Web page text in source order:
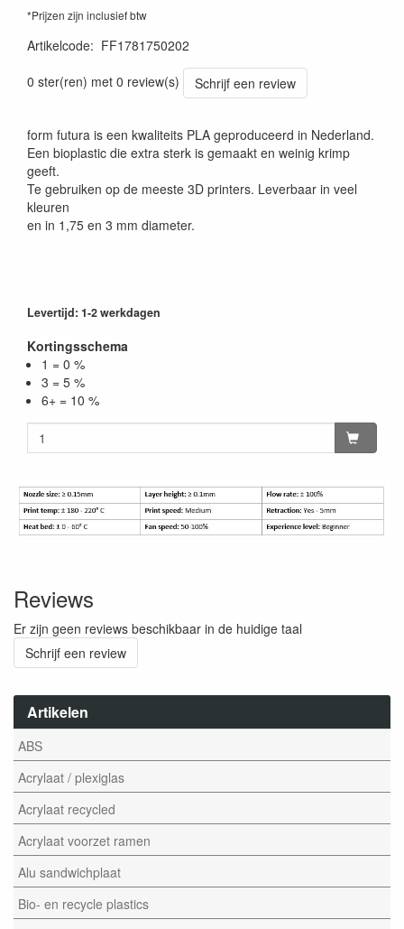
Artikelen
ABS
Acrylaat / plexiglas
Acrylaat recycled
Acrylaat voorzet ramen
Alu sandwichplaat
Bio- en recycle plastics
*Prijzen zijn inclusief btw
Artikelcode: FF1781750202
0 ster(ren) met 0 review(s)
Schrijf een review
form futura is een kwaliteits PLA geproduceerd in Nederland.
Een bioplastic die extra sterk is gemaakt en weinig krimp
geeft.
Te gebruiken op de meeste 3D printers. Leverbaar in veel
kleuren
en in 1,75 en 3 mm diameter.
Levertijd: 1-2 werkdagen
Kortingsschema
1 = 0 %
3 = 5 %
6+ = 10 %
Reviews
Er zijn geen reviews beschikbaar in de huidige taal
Schrijf een review